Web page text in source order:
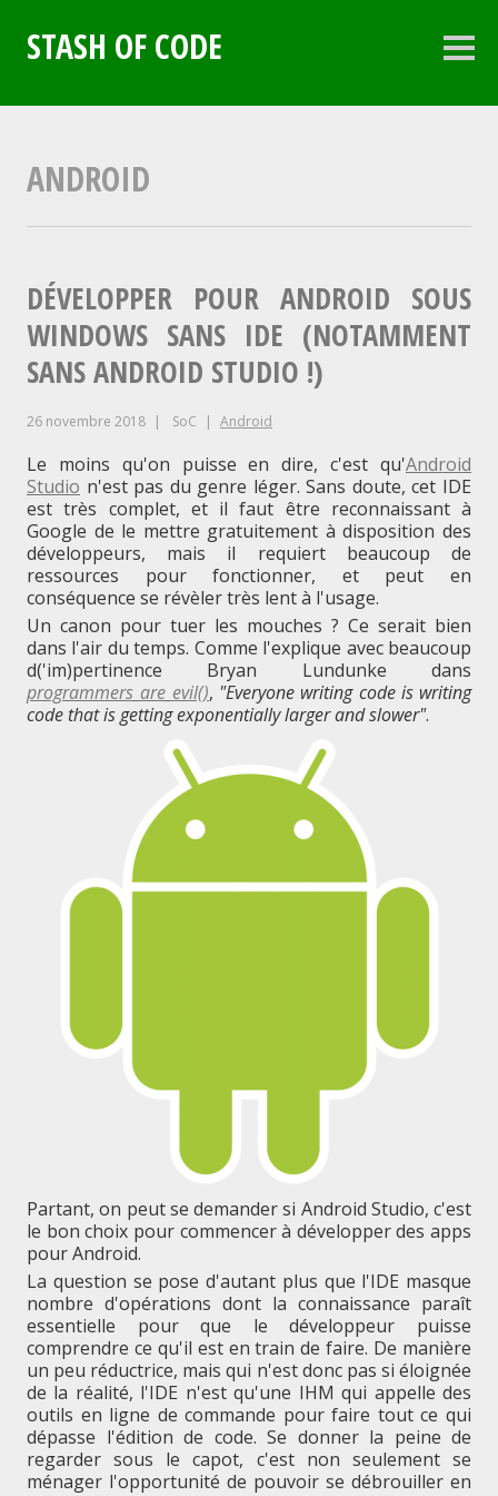
contenu
STASH OF CODE
ANDROID
DÉVELOPPER POUR ANDROID SOUS
WINDOWS SANS IDE (NOTAMMENT
SANS ANDROID STUDIO !)
26 novembre 2018 SoC Android
Le moins qu'on puisse en dire, c'est qu'Android
Studio n'est pas du genre léger. Sans doute, cet IDE
est très complet, et il faut être reconnaissant à
Google de le mettre gratuitement à disposition des
développeurs, mais il requiert beaucoup de
ressources pour fonctionner, et peut en
conséquence se révèler très lent à l'usage.
Un canon pour tuer les mouches ? Ce serait bien
dans l'air du temps. Comme l'explique avec beaucoup
d('im)pertinence Bryan Lundunke dans
programmers_are_evil(), "Everyone writing code is writing
code that is getting exponentially larger and slower".
Partant, on peut se demander si Android Studio, c'est
le bon choix pour commencer à développer des apps
pour Android.
La question se pose d'autant plus que l'IDE masque
nombre d'opérations dont la connaissance paraît
essentielle pour que le développeur puisse
comprendre ce qu'il est en train de faire. De manière
un peu réductrice, mais qui n'est donc pas si éloignée
de la réalité, l'IDE n'est qu'une IHM qui appelle des
outils en ligne de commande pour faire tout ce qui
dépasse l'édition de code. Se donner la peine de
regarder sous le capot, c'est non seulement se
ménager l'opportunité de pouvoir se débrouiller en